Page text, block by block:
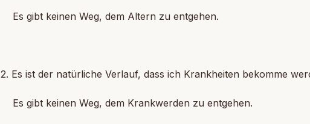
Es gibt keinen Weg, dem Altern zu entgehen.
2. Es ist der natürliche Verlauf, dass ich Krankheiten bekomme
Es gibt keinen Weg, dem Krankwerden zu entgehen.